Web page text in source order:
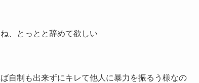
、とっとと辞めて欲しい
自制も出来ずにキレて他人に暴力を振るう様なの